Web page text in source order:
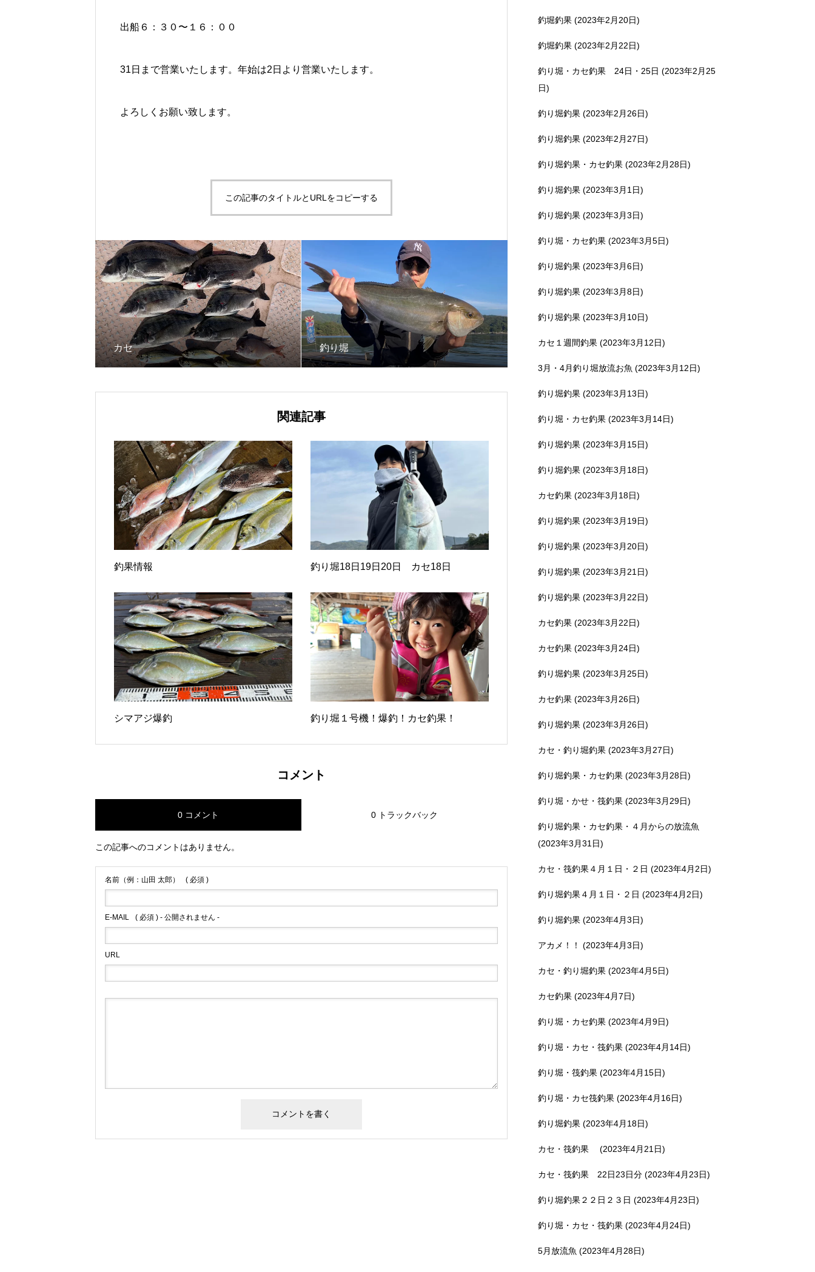
出船６：３０〜１６：００
31日まで営業いたします。年始は2日より営業いたします。
よろしくお願い致します。
この記事のタイトルとURLをコピーする
カセ 釣り堀
関連記事
釣果情報 釣り堀18日19日20日 カセ18日
シマアジ爆釣 釣り堀１号機！爆釣！カセ釣果！
コメント
0 コメント 0 トラックバック
この記事へのコメントはありません。
名前（例：山田 太郎） ( 必須 )
E-MAIL ( 必須 ) - 公開されません -
URL
釣堀釣果 (2023年2月20日)
釣堀釣果 (2023年2月22日)
釣り堀・カセ釣果 24日・25日 (2023年2月25
日)
釣り堀釣果 (2023年2月26日)
釣り堀釣果 (2023年2月27日)
釣り堀釣果・カセ釣果 (2023年2月28日)
釣り堀釣果 (2023年3月1日)
釣り堀釣果 (2023年3月3日)
釣り堀・カセ釣果 (2023年3月5日)
釣り堀釣果 (2023年3月6日)
釣り堀釣果 (2023年3月8日)
釣り堀釣果 (2023年3月10日)
カセ１週間釣果 (2023年3月12日)
3月・4月釣り堀放流お魚 (2023年3月12日)
釣り堀釣果 (2023年3月13日)
釣り堀・カセ釣果 (2023年3月14日)
釣り堀釣果 (2023年3月15日)
釣り堀釣果 (2023年3月18日)
カセ釣果 (2023年3月18日)
釣り堀釣果 (2023年3月19日)
釣り堀釣果 (2023年3月20日)
釣り堀釣果 (2023年3月21日)
釣り堀釣果 (2023年3月22日)
カセ釣果 (2023年3月22日)
カセ釣果 (2023年3月24日)
釣り堀釣果 (2023年3月25日)
カセ釣果 (2023年3月26日)
釣り堀釣果 (2023年3月26日)
カセ・釣り堀釣果 (2023年3月27日)
釣り堀釣果・カセ釣果 (2023年3月28日)
釣り堀・かせ・筏釣果 (2023年3月29日)
釣り堀釣果・カセ釣果・４月からの放流魚
(2023年3月31日)
カセ・筏釣果４月１日・２日 (2023年4月2日)
釣り堀釣果４月１日・２日 (2023年4月2日)
釣り堀釣果 (2023年4月3日)
アカメ！！ (2023年4月3日)
カセ・釣り堀釣果 (2023年4月5日)
カセ釣果 (2023年4月7日)
釣り堀・カセ釣果 (2023年4月9日)
釣り堀・カセ・筏釣果 (2023年4月14日)
釣り堀・筏釣果 (2023年4月15日)
釣り堀・カセ筏釣果 (2023年4月16日)
釣り堀釣果 (2023年4月18日)
カセ・筏釣果 (2023年4月21日)
カセ・筏釣果 22日23日分 (2023年4月23日)
釣り堀釣果２２日２３日 (2023年4月23日)
釣り堀・カセ・筏釣果 (2023年4月24日)
5月放流魚 (2023年4月28日)